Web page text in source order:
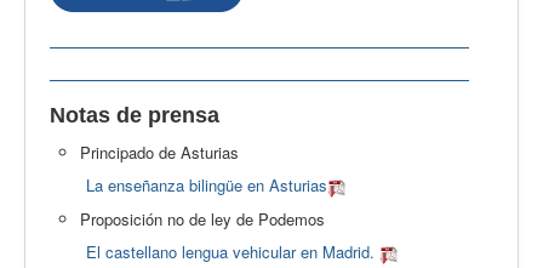
Notas de prensa
Principado de Asturias
La enseñanza bilingüe en Asturias
Proposición no de ley de Podemos
El castellano lengua vehicular en Madrid.